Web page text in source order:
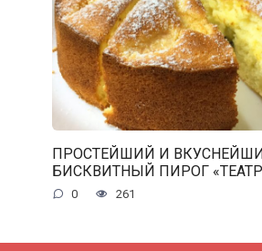
ПРОСТЕЙШИЙ И
БИСКВИТНЫЙ ПИРОГ
0 261